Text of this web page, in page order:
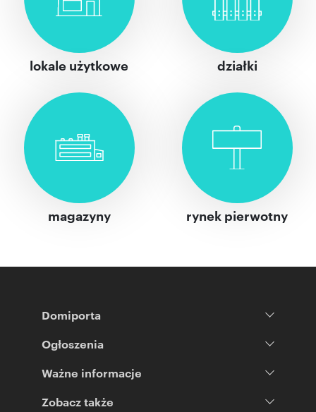
lokale użytkowe działki
magazyny rynek pierwotny
Domiporta
Ogłoszenia
Ważne informacje
Zobacz także